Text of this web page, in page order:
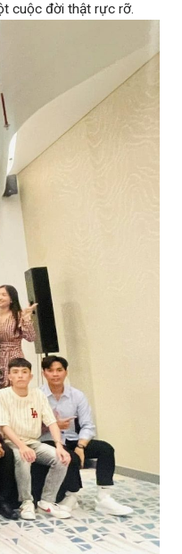
cuộc đời thật rực rỡ.